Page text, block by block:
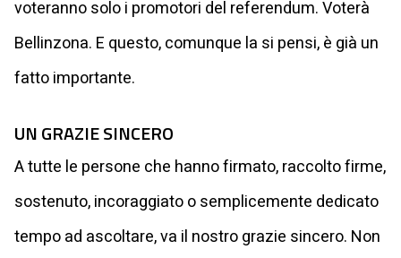
voteranno solo i promotori del referendum. Voterà
Bellinzona. E questo, comunque la si pensi, è già un
fatto importante.
UN GRAZIE SINCERO
A tutte le persone che hanno firmato, raccolto firme,
sostenuto, incoraggiato o semplicemente dedicato
tempo ad ascoltare, va il nostro grazie sincero. Non